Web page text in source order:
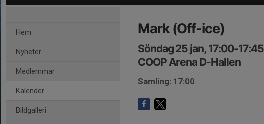
Hem
Nyheter
Medlemmar
Kalender
Bildgalleri
Mark (Off-ice)
Söndag 25 jan, 17:00-17:45
COOP Arena D-Hallen
Samling: 17:00